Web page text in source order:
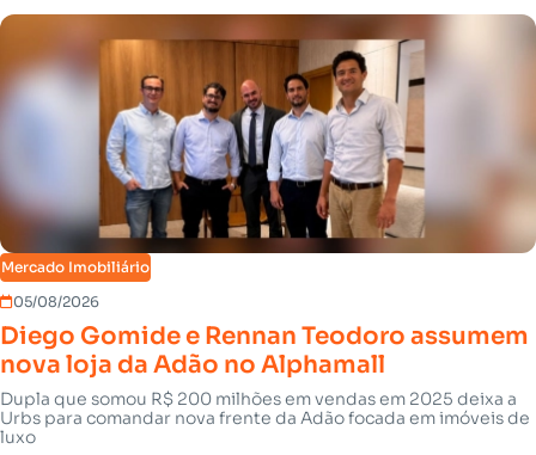
Mercado Imobiliário
05/08/2026
Diego Gomide e Rennan Teodoro assumem
nova loja da Adão no Alphamall
Dupla que somou R$ 200 milhões em vendas em 2025 deixa a
Urbs para comandar nova frente da Adão focada em imóveis de
luxo